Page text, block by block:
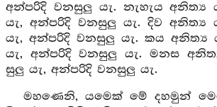
අන්පරිදි වනසුලු යැ. නැහැය අනිත්‍ය
යැ, අන්පරිදි වනසුලු යැ. දිව අනිත්‍ය
යැ, අන්පරිදි වනසුලු යැ. කය අනිත්‍ය
යැ, අන්පරිදි වනසුලු යැ. මනස
සුලු යැ, අන්පරිදි වනසුලු යැ.
මහණෙනි, යමෙක් මේ දහමුන්